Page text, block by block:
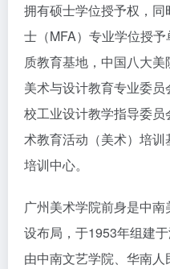
拥有硕士学位授予权，
士（MFA）专业学位授
质教育基地，中国八大
美术与设计教育专业委员
校工业设计教学指导委
术教育活动（美术）培
培训中心。
广州美术学院前身是中
设布局，于1953年组建
由中南文艺学院、华南